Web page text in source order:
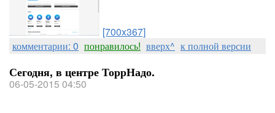
[700x367]
комментарии: 0 понравилось! вверх^ к полной версии
Сегодня, в центре ТоррНадо.
06-05-2015 04:50